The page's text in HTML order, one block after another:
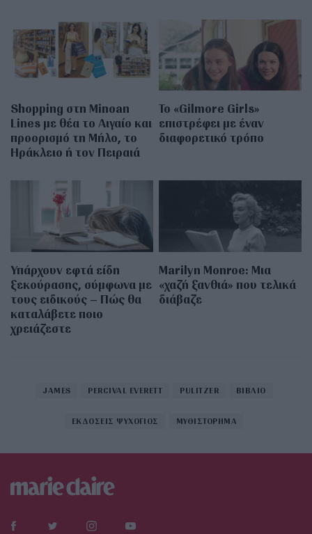
Shopping στη Minoan
Lines με θέα το Αιγαίο και
προορισμό τη Μήλο, το
Ηράκλειο ή τον Πειραιά
Το «Gilmore Girls»
επιστρέφει με έναν
διαφορετικό τρόπο
Υπάρχουν εφτά είδη
ξεκούρασης, σύμφωνα με
τους ειδικούς – Πώς θα
καταλάβετε ποιο
χρειάζεστε
Marilyn Monroe: Μια
«χαζή ξανθιά» που τελικά
διάβαζε
JAMES PERCIVAL EVERETT PULITZER ΒΙΒΛΙΟ
ΕΚΔΟΣΕΙΣ ΨΥΧΟΓΙΟΣ ΜΥΘΙΣΤΟΡΗΜΑ